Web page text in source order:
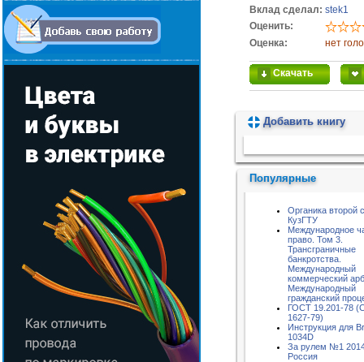
Вклад сделал: stek1
Оценить:
Оценка:
нет
Скачать
Добавить книгу
Популярные
Органика второй
КузГТУ
Международное
право. Том 3.
Трансграничные
банкротства.
Международный
коммерческий
Международный
гражданский
ГОСТ 19.201-78
1627-79)
Инструкция для
1034D
За рулем №1
Россия